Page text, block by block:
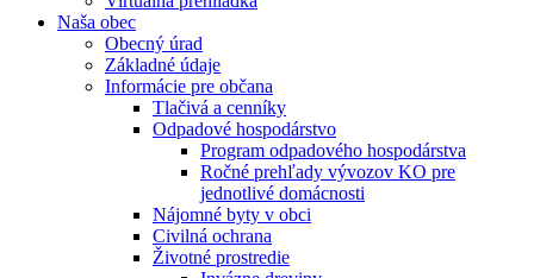
Naša obec
Obecný úrad
Základné údaje
Informácie pre občana
Tlačivá a cenníky
Odpadové hospodárstvo
Program odpadového hospodárstva
Ročné prehľady vývozov KO pre
jednotlivé domácnosti
Nájomné byty v obci
Civilná ochrana
Životné prostredie